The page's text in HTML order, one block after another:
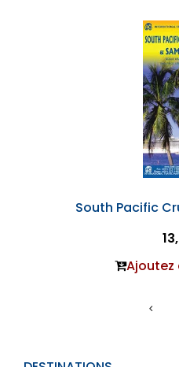
South Pacific
Ajoutez